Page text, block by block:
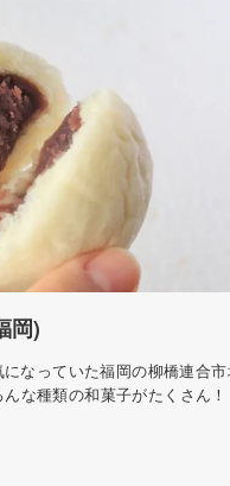
岡)
なっていた福岡の柳橋連合
な種類の和菓子がたくさん